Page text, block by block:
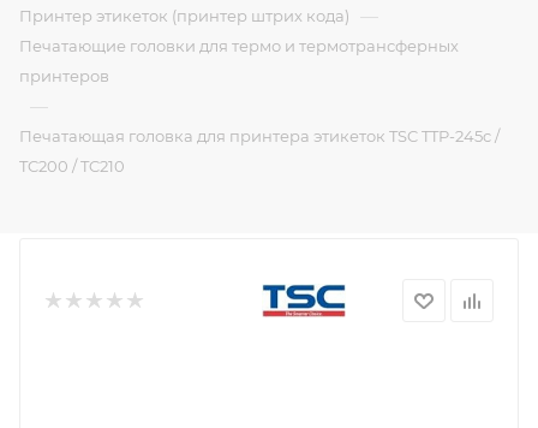
Принтер этикеток (принтер штрих кода) —
Печатающие головки для термо и термотрансферных
принтеров
—
Печатающая головка для принтера этикеток TSC TTP-245c /
TC200 / TC210